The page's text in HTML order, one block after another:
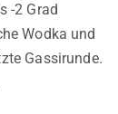
-2 Grad
Wodka und
Gassirunde.